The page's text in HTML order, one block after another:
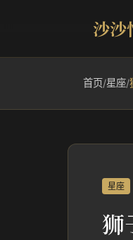
沙沙
首页/星座/
星座
狮